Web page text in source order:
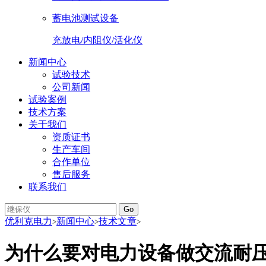
蓄电池测试设备
充放电/内阻仪/活化仪
新闻中心
试验技术
公司新闻
试验案例
技术方案
关于我们
资质证书
生产车间
合作单位
售后服务
联系我们
Go
优利克电力>新闻中心>技术文章>
为什么要对电力设备做交流耐